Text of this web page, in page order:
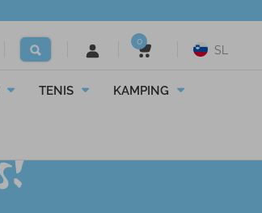
0
SL
TENIS KAMPING